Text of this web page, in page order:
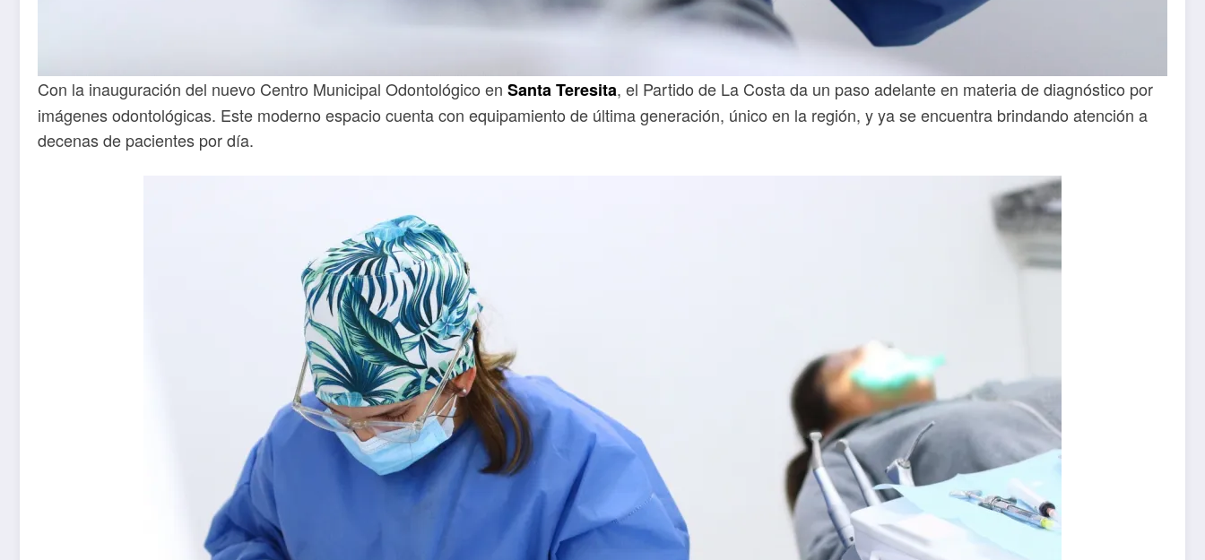
Con la inauguración del nuevo Centro Municipal Odontológico en Santa Teresita, el Partido de La Costa da un paso adelante en materia de diagnóstico por
imágenes odontológicas. Este moderno espacio cuenta con equipamiento de última generación, único en la región, y ya se encuentra brindando atención a
decenas de pacientes por día.